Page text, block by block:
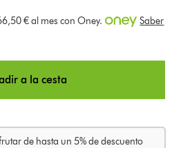
€ al mes con Oney.
Saber
a la cesta
de hasta un 5% de descuento